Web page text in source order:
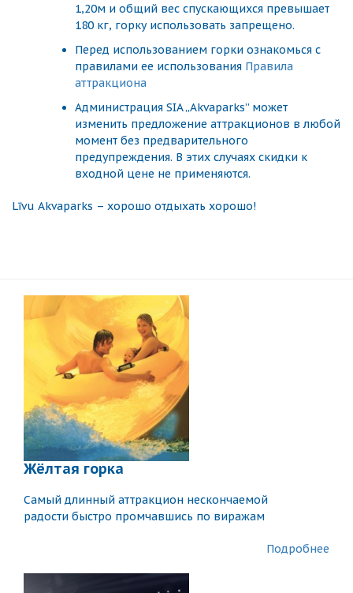
1,20м и общий вес спускающихся превышает
180 кг, горку использовать запрещено.
Перед использованием горки ознакомься с
правилами ее использования Правила
аттракциона
Администрация SIA „Akvaparks” может
изменить предложение аттракционов в любой
момент без предварительного
предупреждения. В этих случаях скидки к
входной цене не применяются.
Līvu Akvaparks – хорошо отдыхать хорошо!
Жёлтая горка
Самый длинный аттракцион нескончаемой
радости быстро промчавшись по виражам
Подробнее